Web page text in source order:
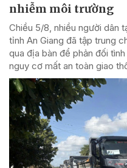
nhiễm môi trường
Chiều 5/8, nhiều người dân
tỉnh An Giang đã tập trung
qua địa bàn để phản đối
nguy cơ mất an toàn giao